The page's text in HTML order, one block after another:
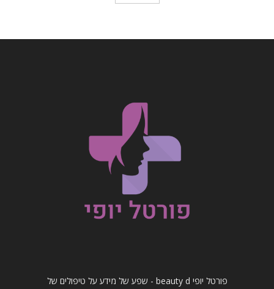
פורטל יופי beauty d - שפע של מידע על טיפולים של